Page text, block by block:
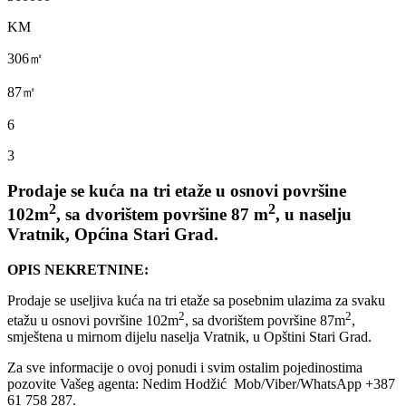
KM
306㎡
87㎡
6
3
Prodaje se kuća na tri etaže u osnovi površine
102m2, sa dvorištem površine 87 m2, u naselju
Vratnik, Općina Stari Grad.
OPIS NEKRETNINE:
Prodaje se useljiva kuća na tri etaže sa posebnim ulazima za svaku
etažu u osnovi površine 102m2, sa dvorištem površine 87m2,
smještena u mirnom dijelu naselja Vratnik, u Opštini Stari Grad.
Za sve informacije o ovoj ponudi i svim ostalim pojedinostima
pozovite Vašeg agenta: Nedim Hodžić Mob/Viber/WhatsApp +387
61 758 287.